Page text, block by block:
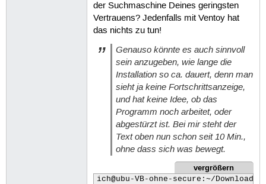
der Suchmaschine Deines geringsten
Vertrauens? Jedenfalls mit Ventoy hat
das nichts zu tun!
Genauso könnte es auch sinnvoll
sein anzugeben, wie lange die
Installation so ca. dauert, denn man
sieht ja keine Fortschrittsanzeige,
und hat keine Idee, ob das
Programm noch arbeitet, oder
abgestürzt ist. Bei mir steht der
Text oben nun schon seit 10 Min.,
ohne dass sich was bewegt.
vergrößern
ich@ubu-VB-ohne-secure:~/